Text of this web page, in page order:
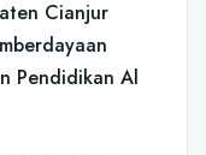
Cianjur
Pendidikan Al